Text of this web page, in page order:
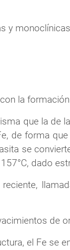
y
la
que la de
de forma
se
dado
de
el Fe se